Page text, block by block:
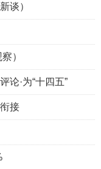
谈）
）
论·为“十四五”
接